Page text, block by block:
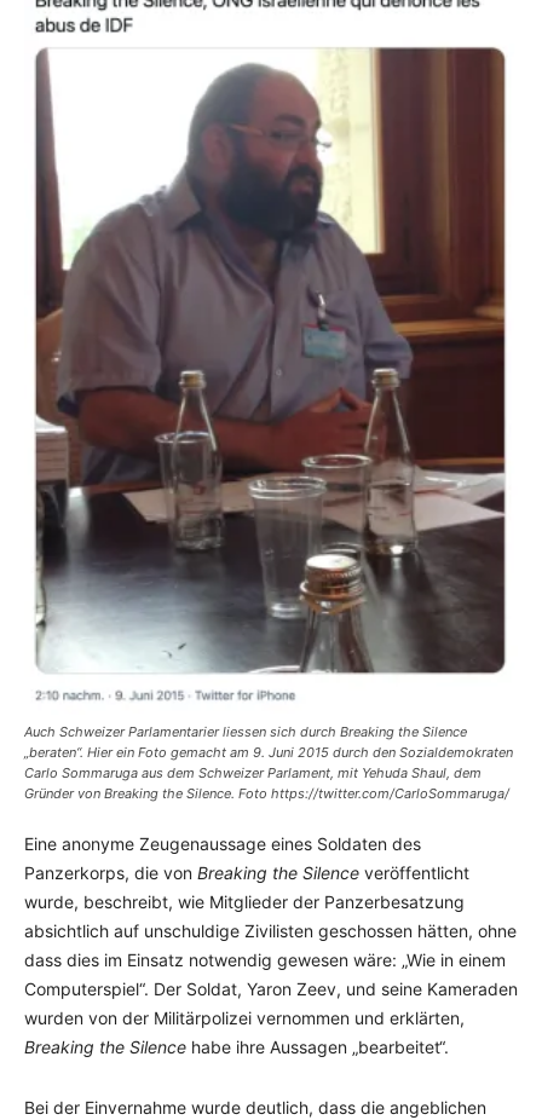
Auch Schweizer Parlamentarier liessen sich durch Breaking the Silence
„beraten“. Hier ein Foto gemacht am 9. Juni 2015 durch den Sozialdemokraten
Carlo Sommaruga aus dem Schweizer Parlament, mit Yehuda Shaul, dem
Gründer von Breaking the Silence. Foto https://twitter.com/CarloSommaruga/
Eine anonyme Zeugenaussage eines Soldaten des
Panzerkorps, die von Breaking the Silence veröffentlicht
wurde, beschreibt, wie Mitglieder der Panzerbesatzung
absichtlich auf unschuldige Zivilisten geschossen hätten, ohne
dass dies im Einsatz notwendig gewesen wäre: „Wie in einem
Computerspiel“. Der Soldat, Yaron Zeev, und seine Kameraden
wurden von der Militärpolizei vernommen und erklärten,
Breaking the Silence habe ihre Aussagen „bearbeitet“.
Bei der Einvernahme wurde deutlich, dass die angeblichen